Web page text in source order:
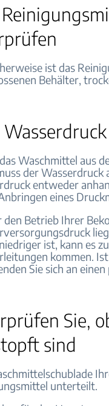
ist das
Behälter,
Waschmittel aus
der Wasserdruck
entweder
eines
den Betrieb Ihrer
ist, kann es
kommen.
Sie sich an
Sie,
sind
unterteilt.